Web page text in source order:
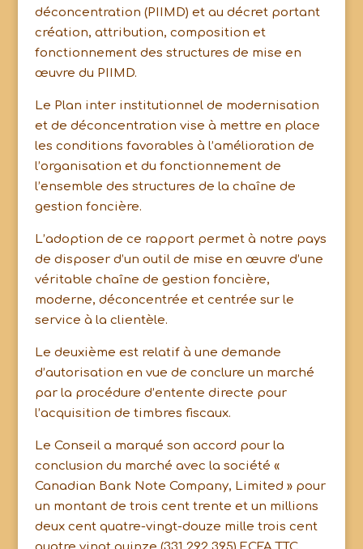
déconcentration (PIIMD) et au décret portant
création, attribution, composition et
fonctionnement des structures de mise en
œuvre du PIIMD.
Le Plan inter institutionnel de modernisation
et de déconcentration vise à mettre en place
les conditions favorables à l’amélioration de
l’organisation et du fonctionnement de
l’ensemble des structures de la chaîne de
gestion foncière.
L’adoption de ce rapport permet à notre pays
de disposer d’un outil de mise en œuvre d’une
véritable chaîne de gestion foncière,
moderne, déconcentrée et centrée sur le
service à la clientèle.
Le deuxième est relatif à une demande
d’autorisation en vue de conclure un marché
par la procédure d’entente directe pour
l’acquisition de timbres fiscaux.
Le Conseil a marqué son accord pour la
conclusion du marché avec la société «
Canadian Bank Note Company, Limited » pour
un montant de trois cent trente et un millions
deux cent quatre-vingt-douze mille trois cent